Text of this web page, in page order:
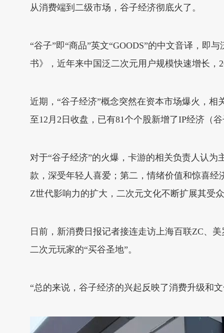
从消费端到二级市场，谷子经济彻底火了。
“谷子”即“商品”英文“GOODS”的中文音译，即
书》，近年来中国泛二次元用户规模快速增长，
近期，“谷子经济”概念突然在资本市场爆火，相
至12月2日收盘，已有81个个股新增了IP经济（
对于“谷子经济”的火爆，卡游的相关负责人认
款，深受年轻人喜爱；第二，情绪价值和惊喜
Z世代影响力的扩大，二次元文化不断扩展其受
日前，新消费日报记者接连走访上海百联ZC、
二次元玩家的“买谷圣地”。
“总的来说，谷子经济的兴起反映了消费升级和